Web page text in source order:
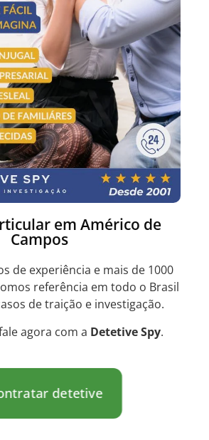
em Américo de
Campos
de experiência e mais de 1000
referência em todo o Brasil
de traição e investigação.
agora com a Detetive Spy.
detetive